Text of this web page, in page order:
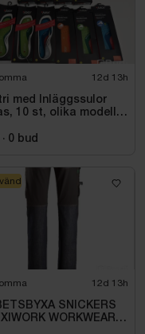
12d 13h
Inläggssulor
10 st, olika modeller
· 0 bud
12d 13h
SNICKERS
WORKWEAR